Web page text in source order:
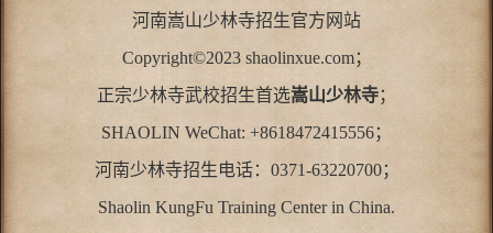
河南嵩山少林寺招生官方网站
Copyright©2023 shaolinxue.com；
正宗少林寺武校招生首选嵩山少林寺；
SHAOLIN WeChat: +8618472415556；
河南少林寺招生电话：0371-63220700；
Shaolin KungFu Training Center in China.